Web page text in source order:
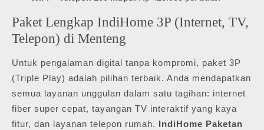
Paket Lengkap IndiHome 3P (Internet, TV,
Telepon) di Menteng
Untuk pengalaman digital tanpa kompromi, paket 3P
(Triple Play) adalah pilihan terbaik. Anda mendapatkan
semua layanan unggulan dalam satu tagihan: internet
fiber super cepat, tayangan TV interaktif yang kaya
fitur, dan layanan telepon rumah. IndiHome Paketan